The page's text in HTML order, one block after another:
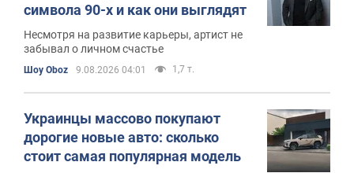
символа 90-х и как они выглядят
Несмотря на развитие карьеры, артист не
забывал о личном счастье
Шоу Oboz 9.08.2026 04:01 1,7 т.
Украинцы массово покупают
дорогие новые авто: сколько
стоит самая популярная модель